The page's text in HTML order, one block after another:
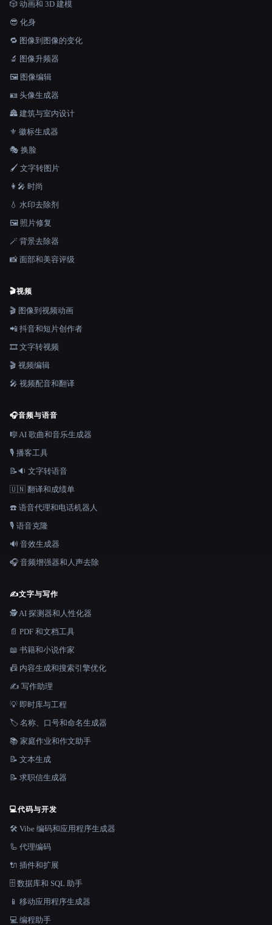
🎲 动画和 3D 建模
😎 化身
🔁 图像到图像的变化
🔬 图像升频器
🖼️ 图像编辑
🪪 头像生成器
🏯 建筑与室内设计
⚜️ 徽标生成器
🎭 换脸
🖌️ 文字转图片
👩‍🎤 时尚
💧 水印去除剂
🖼️ 照片修复
🪄 背景去除器
📸 面部和美容评级
🎬视频
🎬 图像到视频动画
📲 抖音和短片创作者
🎞️ 文字转视频
🎬 视频编辑
🎤 视频配音和翻译
🎧音频与语音
🎼 AI 歌曲和音乐生成器
🎙️ 播客工具
📝🔉 文字转语音
🇺🇳 翻译和成绩单
☎️ 语音代理和电话机器人
🎙️ 语音克隆
🔊 音效生成器
🎧 音频增强器和人声去除
✍️文字与写作
🕵️ AI 探测器和人性化器
📄 PDF 和文档工具
📖 书籍和小说作家
📠 内容生成和搜索引擎优化
✍️ 写作助理
💡 即时库与工程
🏷️ 名称、口号和命名生成器
📚 家庭作业和作文助手
📝 文本生成
📝 求职信生成器
💻代码与开发
🛠️ Vibe 编码和应用程序生成器
🦾 代理编码
🔌 插件和扩展
🗄️ 数据库和 SQL 助手
📱 移动应用程序生成器
💻 编程助手